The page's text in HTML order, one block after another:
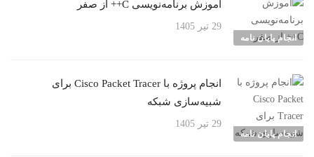
انجام پایان نامه
آموزش برنامه‌نویسی C++ از صفر
29 تیر 1405
انجام پایان نامه
انجام پروژه با Cisco Packet Tracer برای
شبیه‌سازی شبکه
29 تیر 1405